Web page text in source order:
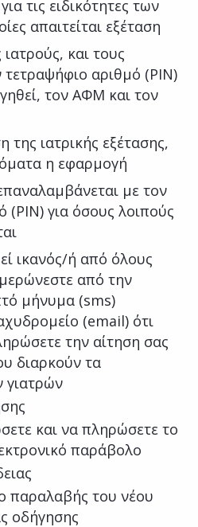
τις ειδικότητες των
απαιτείται εξέταση
και τους
τετραψήφιο αριθμό (PIN)
τον ΑΦΜ και τον
ιατρικής εξέτασης,
η εφαρμογή
με τον
(PIN) για όσους λοιπούς
ικανός/ή από όλους
από την
μήνυμα (sms)
(email) ότι
την αίτηση σας
διαρκούν τα
γιατρών
και να πληρώσετε το
παράβολο
παραλαβής του νέου
οδήγησης